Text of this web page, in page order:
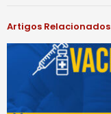
Artigos Relacionados